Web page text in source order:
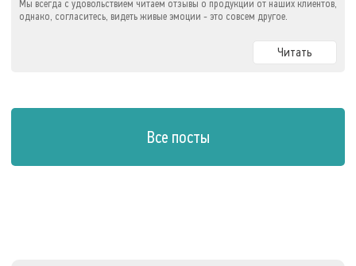
Мы всегда с удовольствием читаем отзывы о продукции от наших клиентов,
однако, согласитесь, видеть живые эмоции - это совсем другое.
Читать
Все посты